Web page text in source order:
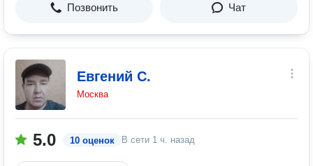
Позвонить Чат
Евгений С.
Москва
5.0 10 оценок В сети 1 ч. назад